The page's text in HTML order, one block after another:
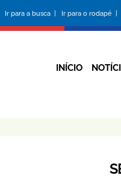
Ir para a busca | Ir para o rodapé |
INÍCIO